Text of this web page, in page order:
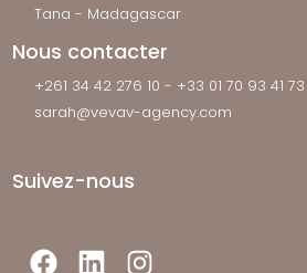
Tana - Madagascar
Nous contacter
+261 34 42 276 10 - +33 01 70 93 41 73
sarah@vevav-agency.com
Suivez-nous
FacebookLinkedInInstagram